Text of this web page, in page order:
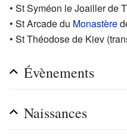
• St Syméon le Joailler de
• St Arcade du Monastère
• St Théodose de Kiev
Évènements
Naissances